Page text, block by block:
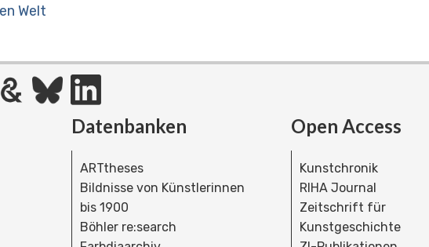
Welt
Datenbanken
ARTtheses
Bildnisse von Künstlerinnen
bis 1900
Böhler re:search
Open Access
Kunstchronik
RIHA Journal
Zeitschrift für
Kunstgeschichte